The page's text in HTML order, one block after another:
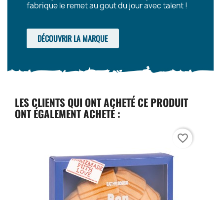
fabrique le remet au gout du jour avec talent !
DÉCOUVRIR LA MARQUE
LES CLIENTS QUI ONT ACHETÉ CE PRODUIT
ONT ÉGALEMENT ACHETÉ :
favorite_border